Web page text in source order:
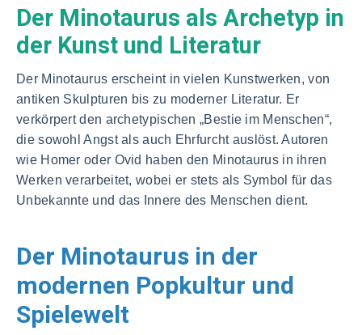
Der Minotaurus als Archetyp in
der Kunst und Literatur
Der Minotaurus erscheint in vielen Kunstwerken, von
antiken Skulpturen bis zu moderner Literatur. Er
verkörpert den archetypischen „Bestie im Menschen“,
die sowohl Angst als auch Ehrfurcht auslöst. Autoren
wie Homer oder Ovid haben den Minotaurus in ihren
Werken verarbeitet, wobei er stets als Symbol für das
Unbekannte und das Innere des Menschen dient.
Der Minotaurus in der
modernen Popkultur und
Spielewelt